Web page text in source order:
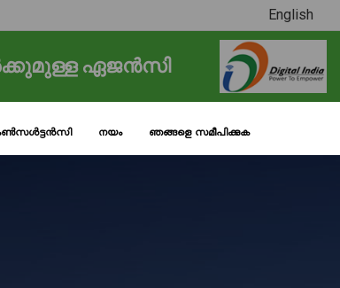
English
ഏജൻസി
നയം ഞങ്ങളെ സമീപിക്കുക